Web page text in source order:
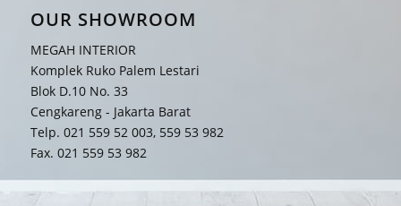
OUR SHOWROOM
MEGAH INTERIOR
Komplek Ruko Palem Lestari
Blok D.10 No. 33
Cengkareng - Jakarta Barat
Telp. 021 559 52 003, 559 53 982
Fax. 021 559 53 982